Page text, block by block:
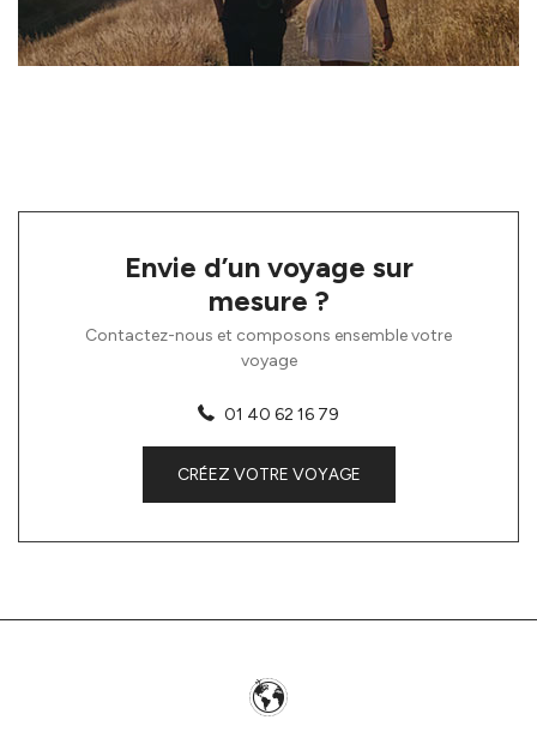
Envie d’un voyage sur
mesure ?
Contactez-nous et composons ensemble votre
voyage
01 40 62 16 79
CRÉEZ VOTRE VOYAGE